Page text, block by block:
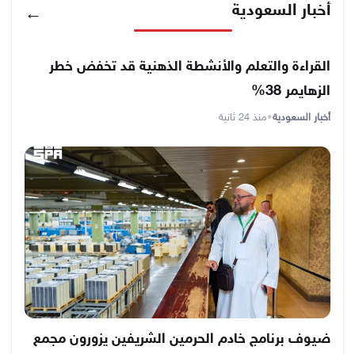
أخبار السعودية ←
القراءة والتعلم والأنشطة الذهنية قد تخفض خطر
الزهايمر 38%
أخبار السعودية•منذ 24 ثانية
ضيوف برنامج خادم الحرمين الشريفين يزورون مجمع